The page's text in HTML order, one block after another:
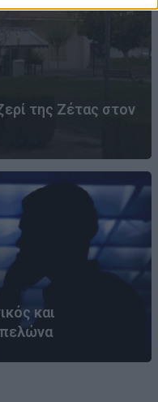
της Ζέτας στον
και